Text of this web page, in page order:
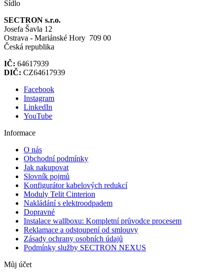
Sídlo
SECTRON s.r.o.
Josefa Šavla 12
Ostrava - Mariánské Hory 709 00
Česká republika
IČ: 64617939
DIČ: CZ64617939
Facebook
Instagram
LinkedIn
YouTube
Informace
O nás
Obchodní podmínky
Jak nakupovat
Slovník pojmů
Konfigurátor kabelových redukcí
Moduly Telit Cinterion
Nakládání s elektroodpadem
Dopravné
Instalace wallboxu: Kompletní průvodce procesem
Reklamace a odstoupení od smlouvy
Zásady ochrany osobních údajů
Podmínky služby SECTRON NEXUS
Můj účet